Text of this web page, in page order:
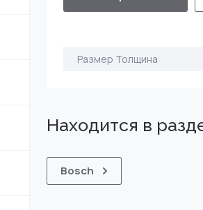
Размер Толщина
Находится в
Bosch